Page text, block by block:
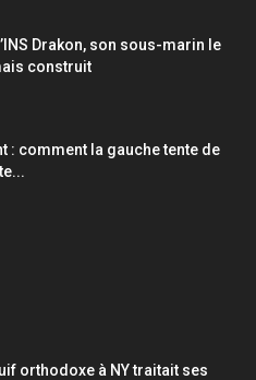
Drakon, son sous-marin le
construit
: comment la gauche tente de
orthodoxe à NY traitait ses